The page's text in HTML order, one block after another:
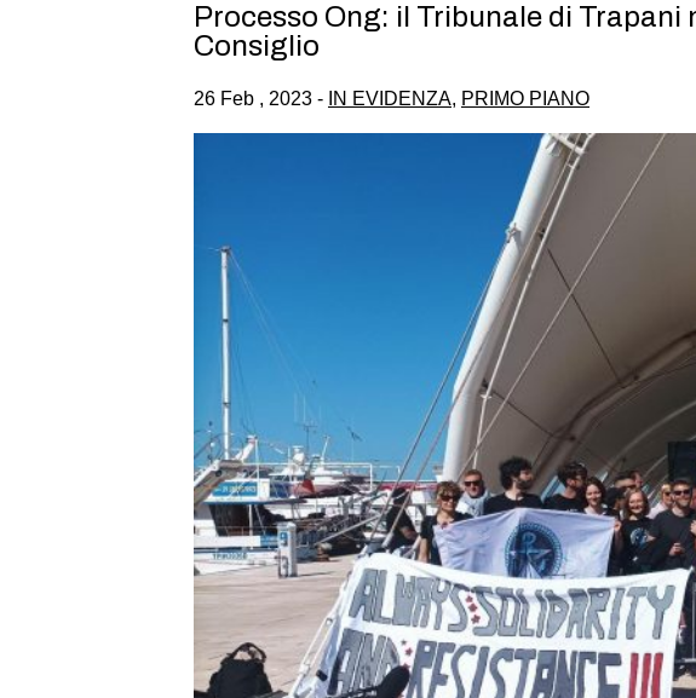
Processo Ong: il Tribunale di
Consiglio
26 Feb , 2023 - IN EVIDENZA, PRIMO PIANO